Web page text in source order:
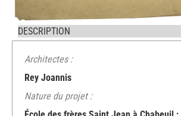
DESCRIPTION
Architectes :
Rey Joannis
Nature du projet :